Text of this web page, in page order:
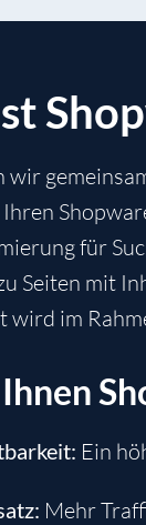
wir
für
Seiten mit
wird im
Ein
Mehr